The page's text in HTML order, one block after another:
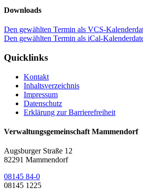
Downloads
Den gewählten Termin als VCS-
Den gewählten Termin als iCal-
Quicklinks
Kontakt
Inhaltsverzeichnis
Impressum
Datenschutz
Erklärung zur Barrierefreiheit
Verwaltungsgemeinschaft Mammendorf
Augsburger Straße 12
82291 Mammendorf
08145 84-0
08145 1225